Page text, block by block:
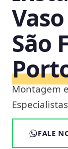
São
Montagem
FALE